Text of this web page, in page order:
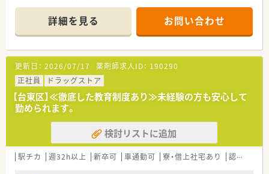
わけ、それぞれをきちんと分業することで、薬剤師としての仕事
に集中し、高い専門性を発揮していただきます。
馴染みのお客様とは、ご来店の度に会話を交わしてゆくことも多
くなりますので、全国チェーン店でありながら、『かかりつけ薬
局』としての細やかな接客が可能になります。
詳細を見る お問い合わせ
更新日： 2026/07/17 薬剤師求人ID： 190290
正社員
ドラッグストア
【台東区】≪徹底した教育制度あり≫未経験の方も安心して
勤められます。
検討リストに追加
駅チカ 週32h以上 新卒可 車通勤可 寮・借上社宅あり 認定薬剤師取得支援あり